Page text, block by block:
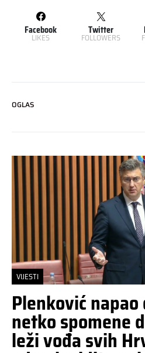
Facebook
LIKES
Twitter
FOLLOWERS
OGLAS
VIJESTI
Plenković
netko spomene
leži vođa svih